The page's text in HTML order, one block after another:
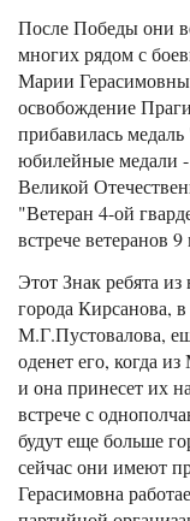
После Победы они
многих рядом с
Марии Герасимовны
освобождение
прибавилась
юбилейные медали
Великой
"Ветеран 4-ой
встрече ветеранов
Этот Знак ребята
города Кирсанова, в
М.Г.Пустовалова,
оденет его, когда
и она принесет их
встрече с
будут еще больше
сейчас они имеют
Герасимовна